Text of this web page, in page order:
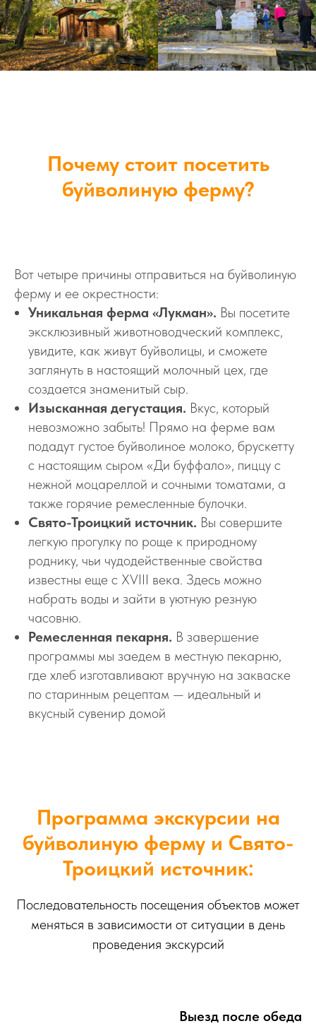
Почему стоит посетить
буйволиную ферму?
Вот четыре причины отправиться на буйволиную
ферму и ее окрестности:
Уникальная ферма «Лукман». Вы посетите
эксклюзивный животноводческий комплекс,
увидите, как живут буйволицы, и сможете
заглянуть в настоящий молочный цех, где
создается знаменитый сыр.
Изысканная дегустация. Вкус, который
невозможно забыть! Прямо на ферме вам
подадут густое буйволиное молоко, брускетту
с настоящим сыром «Ди буффало», пиццу с
нежной моцареллой и сочными томатами, а
также горячие ремесленные булочки.
Свято-Троицкий источник. Вы совершите
легкую прогулку по роще к природному
роднику, чьи чудодейственные свойства
известны еще с XVIII века. Здесь можно
набрать воды и зайти в уютную резную
часовню.
Ремесленная пекарня. В завершение
программы мы заедем в местную пекарню,
где хлеб изготавливают вручную на закваске
по старинным рецептам — идеальный и
вкусный сувенир домой
Программа экскурсии на
буйволиную ферму и Свято-
Троицкий источник:
Последовательность посещения объектов может
меняться в зависимости от ситуации в день
проведения экскурсий
Выезд после обеда